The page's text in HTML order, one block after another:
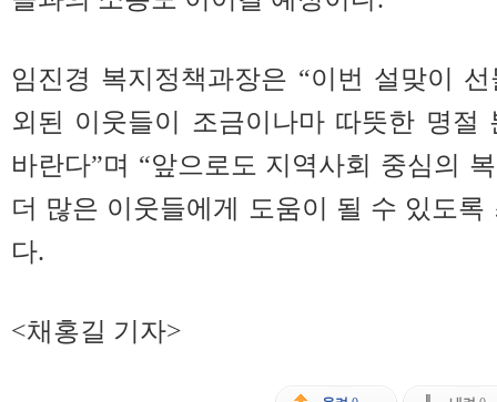
임진경 복지정책과장은 “이번 설맞이
외된 이웃들이 조금이나마 따뜻한 명절
바란다”며 “앞으로도 지역사회 중심의
더 많은 이웃들에게 도움이 될 수 있도록
다.
<채홍길 기자>